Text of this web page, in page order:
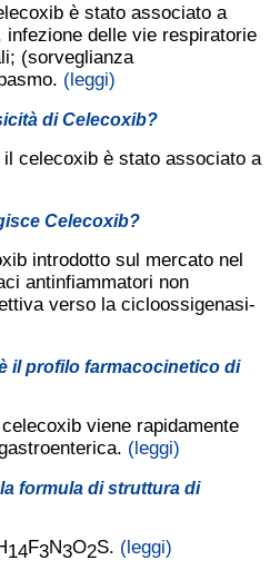
è stato associato a
delle vie respiratorie
(sorveglianza
(leggi)
di Celecoxib?
celecoxib è stato associato a
Celecoxib?
introdotto sul mercato nel
antinfiammatori non
verso la cicloossigenasi-
il profilo farmacocinetico di
viene rapidamente
(leggi)
formula di struttura di
14F3N3O2S. (leggi)